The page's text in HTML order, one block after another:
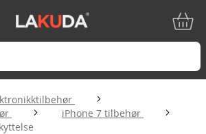
iPhone 7 tilbehør